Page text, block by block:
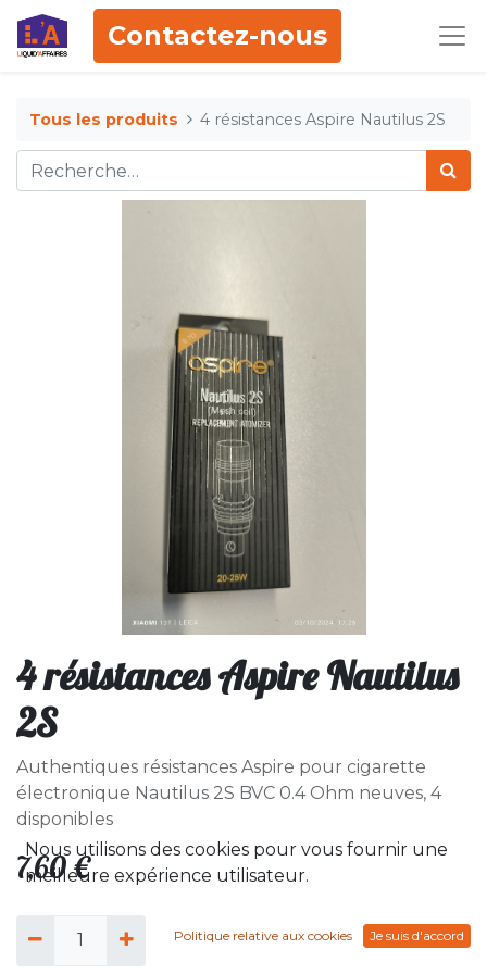
Contactez-nous
Tous les produits 4 résistances Aspire Nautilus 2S
4 résistances Aspire Nautilus
2S
Authentiques résistances Aspire pour cigarette
électronique Nautilus 2S BVC 0.4 Ohm neuves, 4
disponibles
7,60€
Nous utilisons des cookies pour vous fournir une
meilleure expérience utilisateur.
Politique relative aux cookies Je suis d'accord